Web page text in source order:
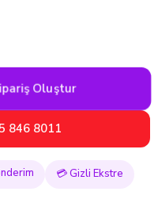
Oluştur
846 8011
💳 Gizli Ekstre